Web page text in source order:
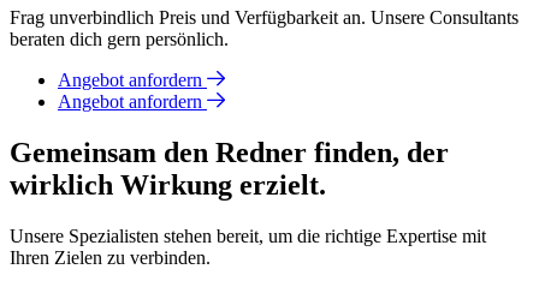
Frag unverbindlich Preis und Verfügbarkeit an. Unsere Consultants
beraten dich gern persönlich.
Angebot anfordern
Angebot anfordern
Gemeinsam den Redner finden, der
wirklich Wirkung erzielt.
Unsere Spezialisten stehen bereit, um die richtige Expertise mit
Ihren Zielen zu verbinden.